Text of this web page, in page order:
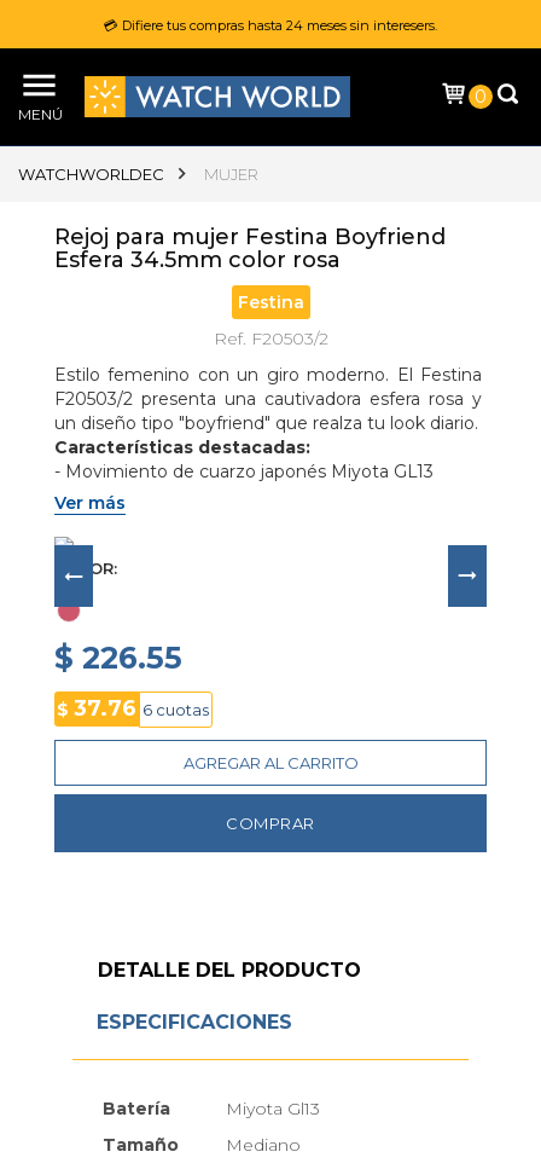
💳 Difiere tus compras hasta 24 meses sin interesers.
MENÚ
0
WATCHWORLDEC MUJER
Rejoj para mujer Festina Boyfriend
Esfera 34.5mm color rosa
Festina
Ref. F20503/2
Estilo femenino con un giro moderno. El Festina
F20503/2 presenta una cautivadora esfera rosa y
un diseño tipo "boyfriend" que realza tu look diario.
Características destacadas:
- Movimiento de cuarzo japonés Miyota GL13
- Caja de acero inoxidable 316L de 34,5 mm
- Esfera rosa con cristal mineral
- Correa plateada de acero con cierre desplegable
- Función de calendario
Ver más
COLOR
$ 226.55
$ 37.76 6 cuotas
AGREGAR AL CARRITO
COMPRAR
DETALLE DEL PRODUCTO
ESPECIFICACIONES
Batería
Miyota Gl13
Tamaño
Mediano